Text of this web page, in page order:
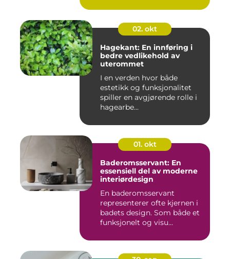
02. okt
Hagekant: En innføring i
bedre vedlikehold av
uterommet
I en verden hvor både
estetikk og funksjonalitet
spiller en avgjørende rolle i
hagearbe...
01. okt
Baderomsservant: En
essensiell del av moderne
interiørdesign
En baderomsservant
representerer ofte kjernen i
badets design. Som både et
funksjonelt og visu...